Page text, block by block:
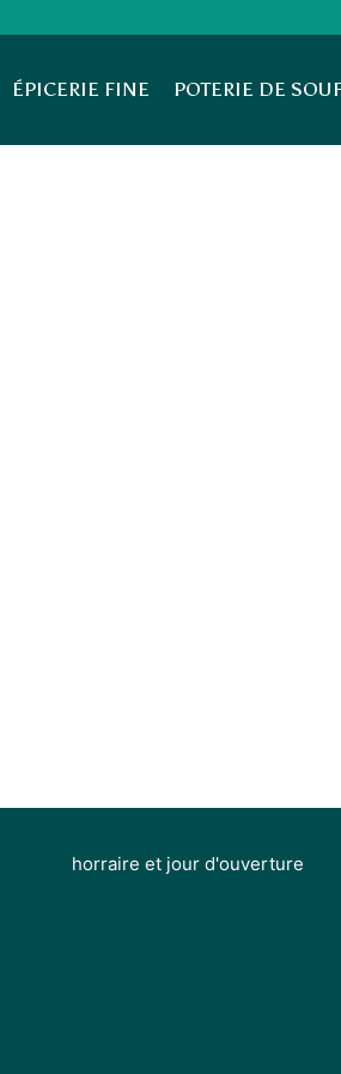
ÉPICERIE FINE POTERIE DE
horraire et jour d'ouverture